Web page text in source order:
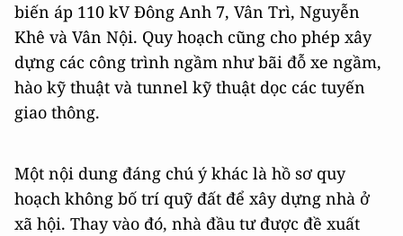
biến áp 110 kV Đông Anh 7, Vân Trì, Nguyễn
Khê và Vân Nội. Quy hoạch cũng cho phép xây
dựng các công trình ngầm như bãi đỗ xe ngầm,
hào kỹ thuật và tunnel kỹ thuật dọc các tuyến
giao thông.
Một nội dung đáng chú ý khác là hồ sơ quy
hoạch không bố trí quỹ đất để xây dựng nhà ở
xã hội. Thay vào đó, nhà đầu tư được đề xuất